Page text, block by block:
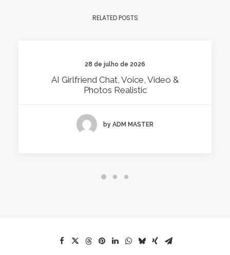
RELATED POSTS
28 de julho de 2026
AI Girlfriend Chat, Voice, Video &
Photos Realistic
by ADM MASTER